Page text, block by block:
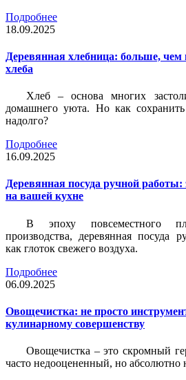
Подробнее
18.09.2025
Деревянная хлебница: больше,
хлеба
Хлеб – основа многих
домашнего уюта. Но как
надолго?
Подробнее
16.09.2025
Деревянная посуда ручной
на вашей кухне
В эпоху повсеместного
производства, деревянная посуда
как глоток свежего воздуха.
Подробнее
06.09.2025
Овощечистка: не просто
кулинарному совершенству
Овощечистка – это скромный
часто недооцененный, но абсолютно